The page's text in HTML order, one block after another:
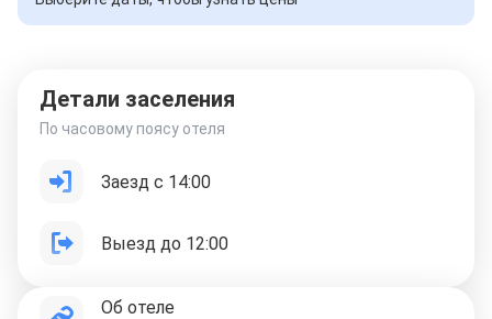
Детали заселения
По часовому поясу отеля
Заезд с 14:00
Выезд до 12:00
Об отеле